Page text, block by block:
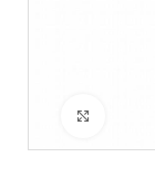
Klik